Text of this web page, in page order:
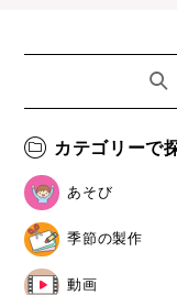
カテゴリーで
あそび
季節の製作
動画